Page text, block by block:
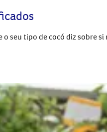
seu tipo de cocó diz sobre si